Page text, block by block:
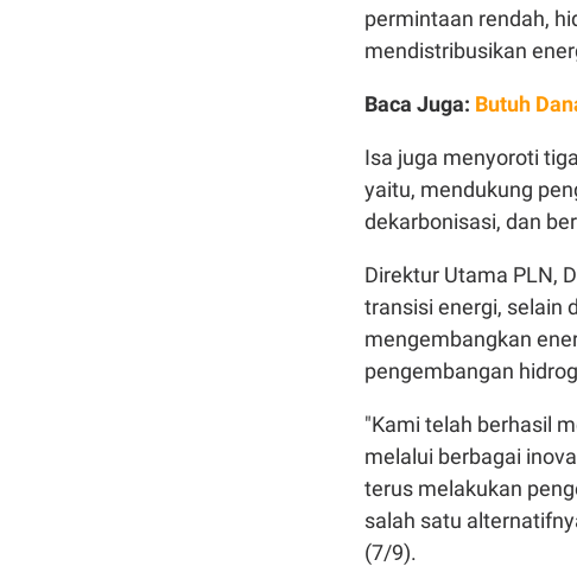
permintaan rendah,
mendistribusikan
Baca Juga: Butuh
Isa juga menyoroti
yaitu, mendukung
dekarbonisasi, dan
Direktur Utama PLN,
transisi energi, selain
mengembangkan
pengembangan
"Kami telah berhasil
melalui berbagai
terus melakukan
salah satu
(7/9).